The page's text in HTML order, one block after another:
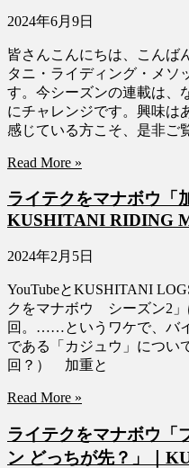
2024年6月9日
皆さんこんにちは、こんば
タニ・ライディング・メソ
す。今シーズンの連載は、
にチャレンジです。興味
感じている方こそ、是非ご
Read More »
ライテクをマナボウ「
KUSHITANI RIDING
2024年2月5日
YouTubeとKUSHITANI
クをマナボウ シーズン2
回。……というワケで、バ
である「カジュウ」につい
回？） 加重と
Read More »
ライテクをマナボウ「
ン どっちが先？」｜